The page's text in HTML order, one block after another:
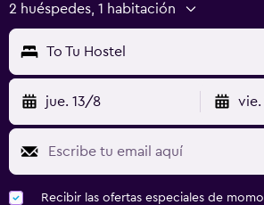
2 huéspedes, 1 habitación
To Tu Hostel
jue. 13/8 vie.
Recibir las ofertas especiales de